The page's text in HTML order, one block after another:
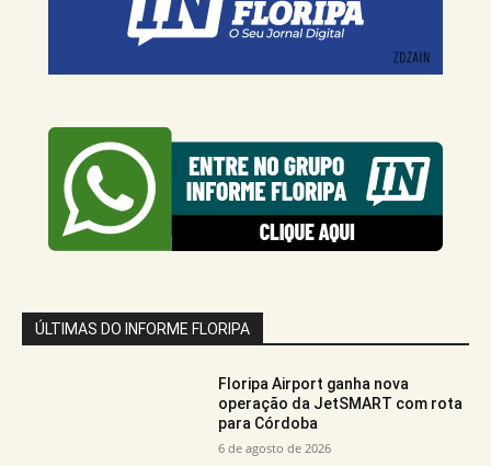
ÚLTIMAS DO INFORME FLORIPA
Floripa Airport ganha nova
operação da JetSMART com rota
para Córdoba
6 de agosto de 2026